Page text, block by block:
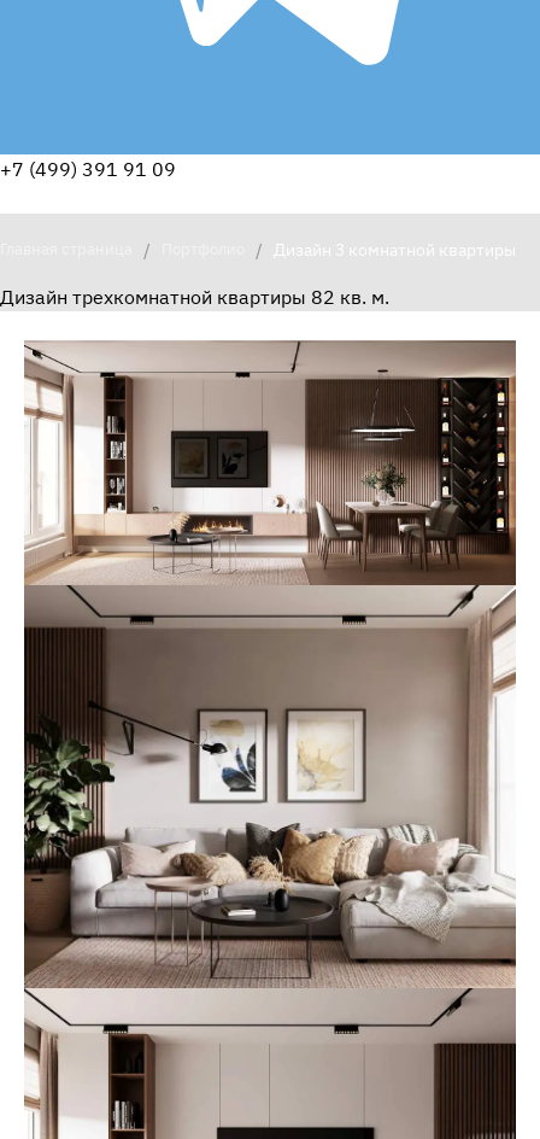
+7 (499) 391 91 09
/ / Дизайн 3 комнатной квартиры
Дизайн трехкомнатной квартиры 82 кв. м.